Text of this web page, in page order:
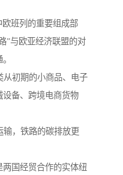
欧班列的重要组成部
”与欧亚经济联盟的对
从初期的小商品、电子
设备、跨境电商货物
输，铁路的碳排放更
国经贸合作的实体纽